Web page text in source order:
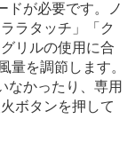
ドが必要です。ノ
ラタッチ」「ク
リルの使用に合
量を調節します。
なかったり、専用
ボタンを押して